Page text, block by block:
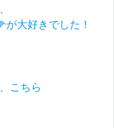
大好きでした！
こちら